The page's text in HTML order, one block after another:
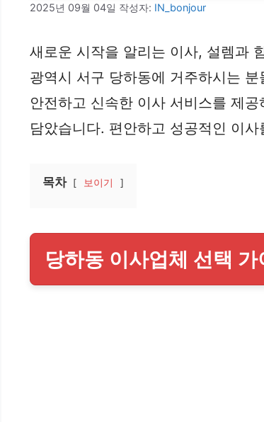
2025년 09월 04일 작성자: IN_bonjour
새로운 시작을 알리는 이사, 설렘과
광역시 서구 당하동에 거주하시는
안전하고 신속한 이사 서비스를 제
담았습니다. 편안하고 성공적인 이
목차 보이기
당하동 이사업체 선택